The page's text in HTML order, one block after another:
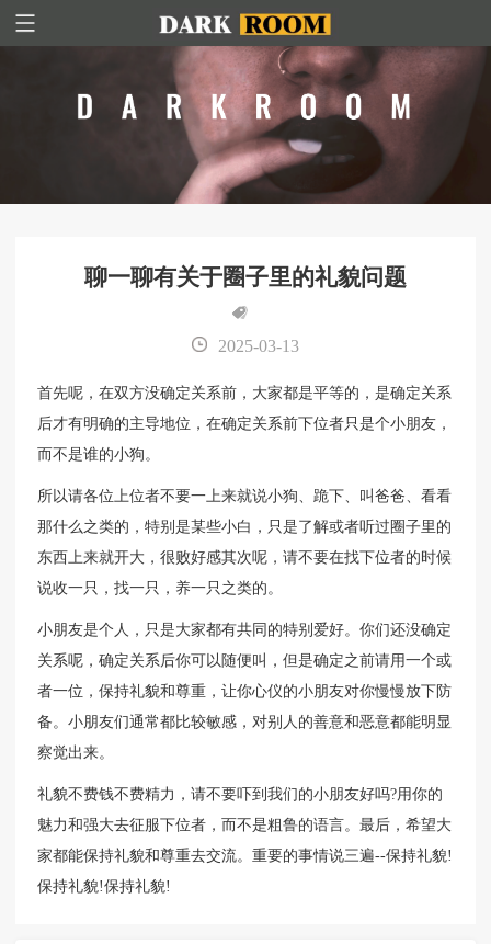
聊一聊有关于圈子里的礼貌问题
2025-03-13
首先呢，在双方没确定关系前，大家都是平等的，是确定关系
后才有明确的主导地位，在确定关系前下位者只是个小朋友，
而不是谁的小狗。
所以请各位上位者不要一上来就说小狗、跪下、叫爸爸、看看
那什么之类的，特别是某些小白，只是了解或者听过圈子里的
东西上来就开大，很败好感其次呢，请不要在找下位者的时候
说收一只，找一只，养一只之类的。
小朋友是个人，只是大家都有共同的特别爱好。你们还没确定
关系呢，确定关系后你可以随便叫，但是确定之前请用一个或
者一位，保持礼貌和尊重，让你心仪的小朋友对你慢慢放下防
备。小朋友们通常都比较敏感，对别人的善意和恶意都能明显
察觉出来。
礼貌不费钱不费精力，请不要吓到我们的小朋友好吗?用你的
魅力和强大去征服下位者，而不是粗鲁的语言。最后，希望大
家都能保持礼貌和尊重去交流。重要的事情说三遍--保持礼貌!
保持礼貌!保持礼貌!